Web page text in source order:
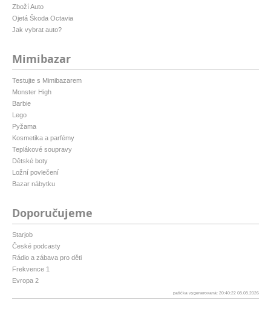
Zboží Auto
Ojetá Škoda Octavia
Jak vybrat auto?
Mimibazar
Testujte s Mimibazarem
Monster High
Barbie
Lego
Pyžama
Kosmetika a parfémy
Teplákové soupravy
Dětské boty
Ložní povlečení
Bazar nábytku
Doporučujeme
Starjob
České podcasty
Rádio a zábava pro děti
Frekvence 1
Evropa 2
patička vygenerovaná: 20:40:22 08.08.2026